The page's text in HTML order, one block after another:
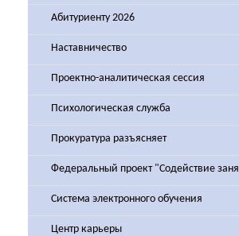
Абитуриенту 2026
Наставничество
Проектно-аналитическая сессия
Психологическая служба
Прокуратура разъясняет
Федеральный проект "Содействие
Система электронного обучения
Центр карьеры